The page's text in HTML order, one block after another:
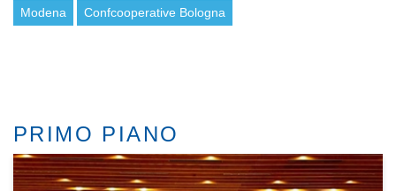
Modena Confcooperative Bologna
PRIMO PIANO